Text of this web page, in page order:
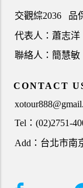
交觀綜2036
品
代表人：蕭志洋
聯絡人：簡慧敏
CONTACT
Tel：(02)2751-
Add：台北市南